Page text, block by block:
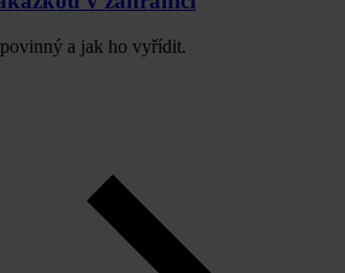
a jak ho vyřídit.